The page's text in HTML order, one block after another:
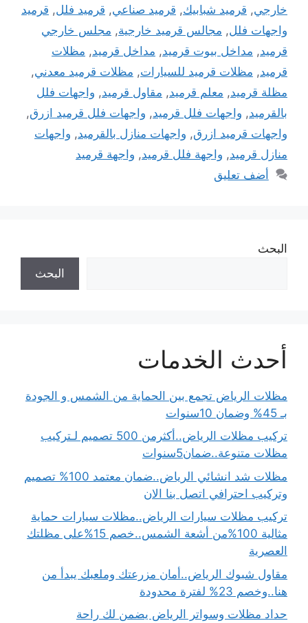
خارجي, قرميد شبابيك, قرميد صناعي, قرميد فلل, قرميد
واجهات فلل, مجالس قرميد خارجية, مجلس خارجي
قرميد, مداخل بيوت قرميد, مداخل قرميد, مظلات
قرميد, مظلات قرميد للسيارات, مظلات قرميد معدني,
مظلة قرميد, معلم قرميد, مقاول قرميد, واجهات فلل
بالقرميد, واجهات فلل قرميد, واجهات فلل قرميد ازرق,
واجهات قرميد ازرق, واجهات منازل بالقرميد, واجهات
منازل قرميد, واجهة فلل قرميد, واجهة قرميد
أضف تعليق
البحث
البحث
أحدث الخدمات
مظلات الرياض تجمع بين الحماية من الشمس و الجودة
بـ 45% وضمان 10سنوات
تركيب مظلات الرياض..أكثرمن 500 تصميم لـتركيب
مظلات متنوعة..ضمان5سنوات
مظلات شد انشائي الرياض..ضمان معتمد 100% تصميم
وتركيب احترافي اتصل بنا الان
تركيب مظلات سيارات الرياض..مظلات سيارات حماية
مثالية 100%من أشعة الشمس..خصم 15%على مظلتك
العصرية
مقاول شبوك الرياض..أمان مزرعتك وملعبك يبدأ من
هنا..وخصم 23% لفترة محدودة
حداد مظلات وسواتر الرياض يضمن لك راحة